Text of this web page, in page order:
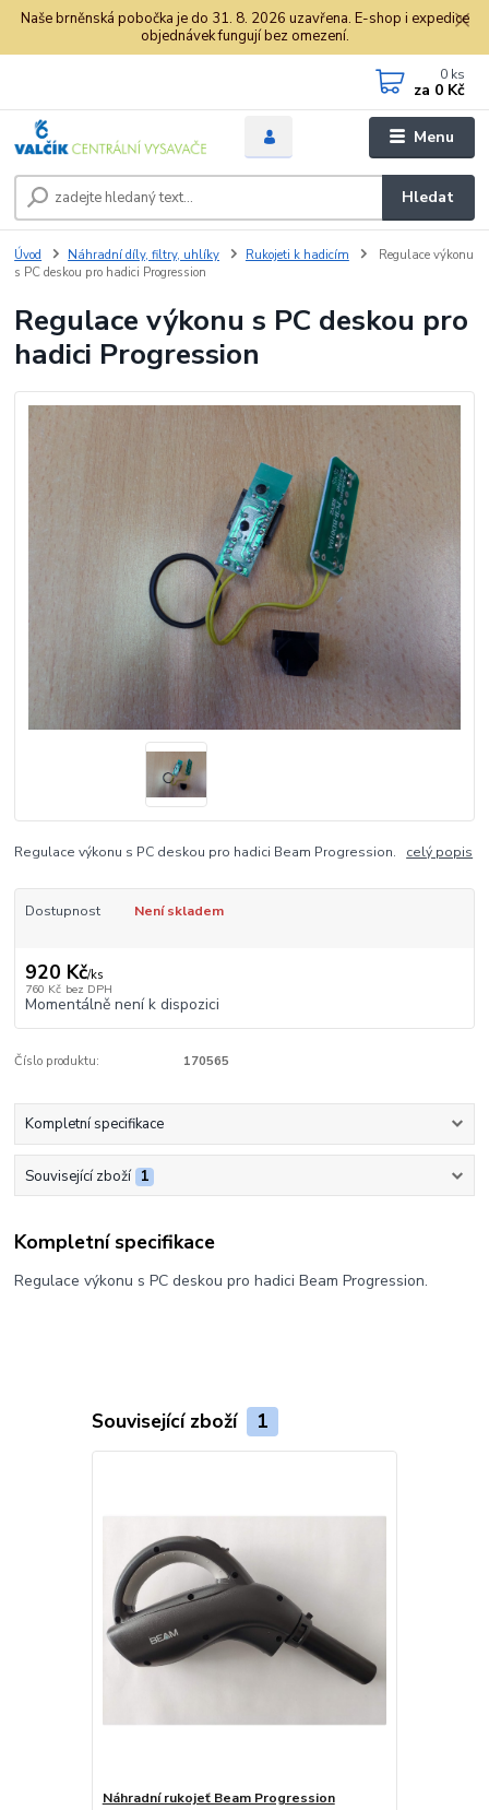
Naše brněnská pobočka je do 31. 8. 2026 uzavřena. E-shop i expedice
objednávek fungují bez omezení.
Menu
Hledat
0 ks
za 0 Kč
Úvod Náhradní díly, filtry, uhlíky Rukojeti k hadicím
Regulace výkonu
s PC deskou pro hadici Progression
Regulace výkonu s PC deskou pro
hadici Progression
Regulace výkonu s PC deskou pro hadici Beam Progression. celý popis
Dostupnost Není skladem
920 Kč/ks
760 Kč bez DPH
Momentálně není k dispozici
Číslo produktu: 170565
Kompletní specifikace
Související zboží 1
Kompletní specifikace
Regulace výkonu s PC deskou pro hadici Beam Progression.
Související zboží 1
Náhradní rukojeť Beam Progression